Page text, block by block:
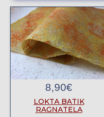
8,90€
LOKTA BATIK
RAGNATELA